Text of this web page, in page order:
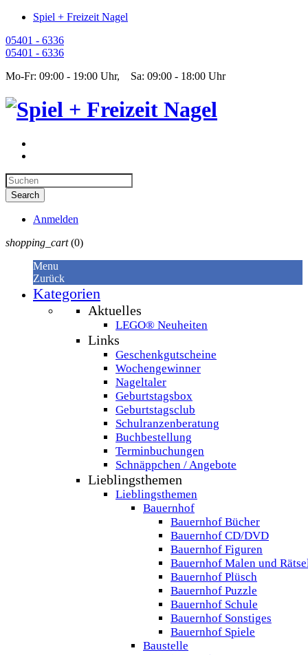
Spiel + Freizeit Nagel
05401 - 6336
05401 - 6336
Mo-Fr: 09:00 - 19:00 Uhr, Sa: 09:00 - 18:00 Uhr
Anmelden
shopping_cart (0)
Menu
Zurück
Kategorien
Aktuelles
LEGO® Neuheiten
Links
Geschenkgutscheine
Wochengewinner
Nageltaler
Geburtstagsbox
Geburtstagsclub
Schulranzenberatung
Buchbestellung
Terminbuchungen
Schnäppchen / Angebote
Lieblingsthemen
Lieblingsthemen
Bauernhof
Bauernhof Bücher
Bauernhof CD/DVD
Bauernhof Figuren
Bauernhof Malen und
Bauernhof Plüsch
Bauernhof Puzzle
Bauernhof Schule
Bauernhof Sonstiges
Bauernhof Spiele
Baustelle